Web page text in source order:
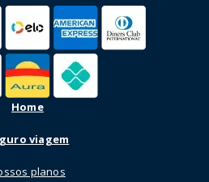
Home
viagem
planos